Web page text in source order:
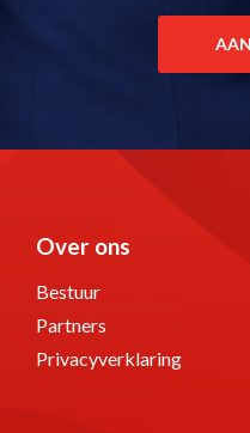
Over ons
Bestuur
Partners
Privacyverklaring